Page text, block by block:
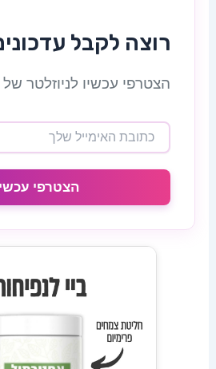
רוצה לקבל
הצטרפי עכשיו לניוזלטר
הצטרפי